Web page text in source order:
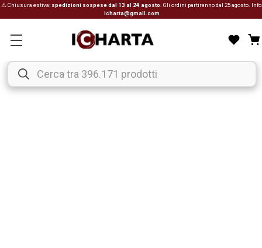
⚠ Chiusura estiva: spedizioni sospese dal 13 al 24 agosto . Gli ordini partiranno dal 25 agosto. Info:
icharta@gmail.com